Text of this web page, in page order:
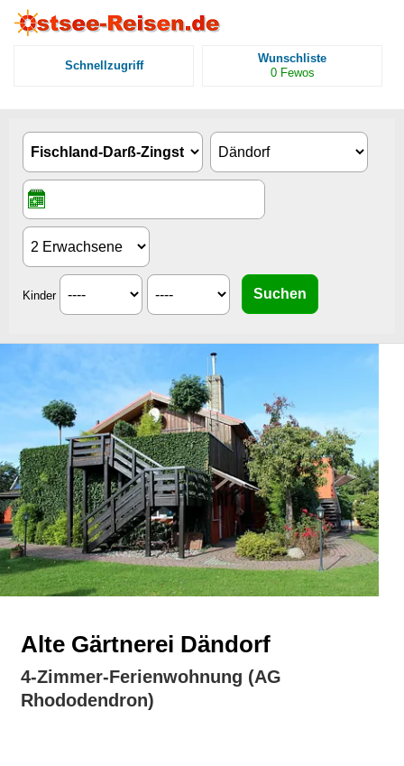
Schnellzugriff
Wunschliste
0 Fewos
Kinder
Alte Gärtnerei Dändorf
4-Zimmer-Ferienwohnung (AG
Rhododendron)